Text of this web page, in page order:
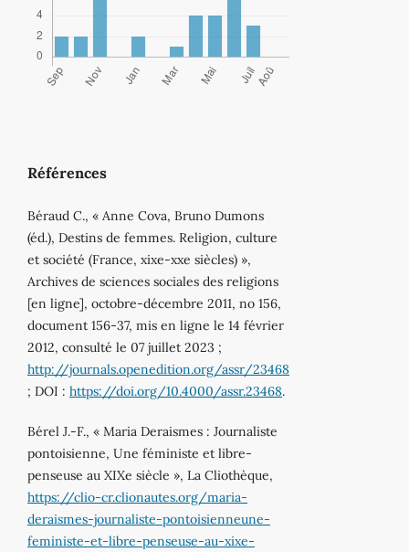
Références
Béraud C., « Anne Cova, Bruno Dumons
(éd.), Destins de femmes. Religion, culture
et société (France, xixe-xxe siècles) »,
Archives de sciences sociales des religions
[en ligne], octobre-décembre 2011, no 156,
document 156-37, mis en ligne le 14 février
2012, consulté le 07 juillet 2023 ;
http://journals.openedition.org/assr/23468
; DOI : https://doi.org/10.4000/assr.23468.
Bérel J.-F., « Maria Deraismes : Journaliste
pontoisienne, Une féministe et libre-
penseuse au XIXe siècle », La Cliothèque,
https://clio-cr.clionautes.org/maria-
deraismes-journaliste-pontoisienneune-
feministe-et-libre-penseuse-au-xixe-